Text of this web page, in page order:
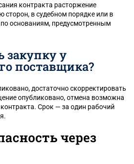
контракта расторжение
сторон, в судебном порядке или в
основаниям, предусмотренным
закупку у
поставщика?
достаточно скорректировать
опубликовано, отмена возможна
Срок — за один рабочий
через